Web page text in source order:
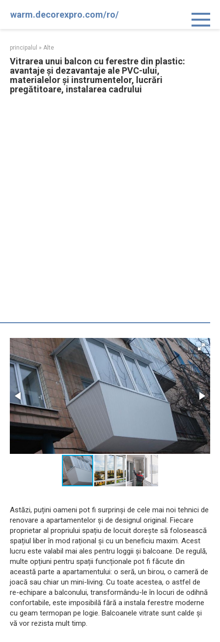
warm.decorexpro.com/ro/
principalul » Alte
Vitrarea unui balcon cu ferestre din plastic:
avantaje și dezavantaje ale PVC-ului,
materialelor și instrumentelor, lucrări
pregătitoare, instalarea cadrului
Astăzi, puțini oameni pot fi surprinși de cele mai noi tehnici de
renovare a apartamentelor și de designul original. Fiecare
proprietar al propriului spațiu de locuit dorește să folosească
spațiul liber în mod rațional și cu un beneficiu maxim. Acest
lucru este valabil mai ales pentru loggii și balcoane. De regulă,
multe opțiuni pentru spații funcționale pot fi făcute din
această parte a apartamentului: o seră, un birou, o cameră de
joacă sau chiar un mini-living. Cu toate acestea, o astfel de
re-echipare a balconului, transformându-le în locuri de odihnă
confortabile, este imposibilă fără a instala ferestre moderne
cu geam termopan pe logie. Balcoanele vitrate sunt calde și
vă vor rezista mult timp.